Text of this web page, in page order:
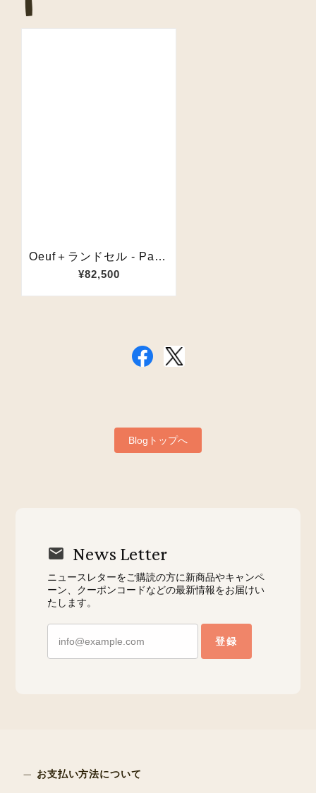
Blogトップへ
News Letter
ニュースレターをご購読の方に新商品やキャンペ
ーン、クーポンコードなどの最新情報をお届けい
たします。
登録
お支払い方法について